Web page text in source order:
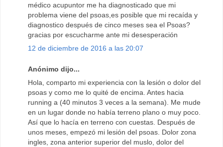
médico acupuntor me ha diagnosticado que mi
problema viene del psoas,es posible que mi recaída y
diagnostico después de cinco meses sea el Psoas?
gracias por escucharme ante mi desesperación
12 de diciembre de 2016 a las 20:07
Anónimo dijo...
Hola, comparto mi experiencia con la lesión o dolor del
psoas y como me lo quité de encima. Antes hacia
running a (40 minutos 3 veces a la semana). Me mude
en un lugar donde no había terreno plano o muy poco.
Así que lo hacía en terreno con cuestas. Después de
unos meses, empezó mi lesión del psoas. Dolor zona
ingles, zona anterior superior del muslo, dolor del